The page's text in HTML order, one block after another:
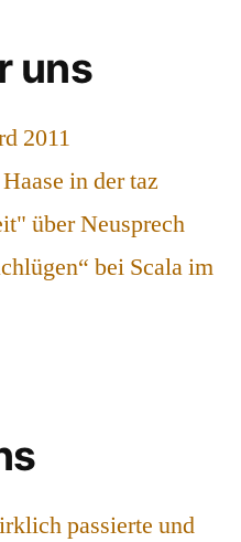
uns
2011
in der taz
über Neusprech
bei Scala im
passierte und